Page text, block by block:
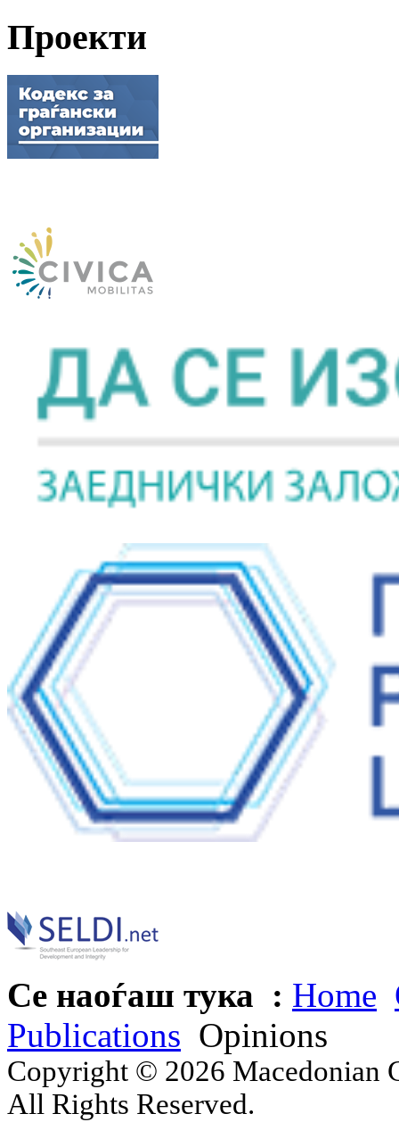
Проекти
Се наоѓаш тука : Home
Publications Opinions
Copyright © 2026 Macedonian
All Rights Reserved.